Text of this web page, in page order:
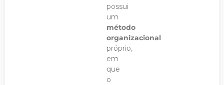
possui
um
método
organizacional
próprio,
em
que
o